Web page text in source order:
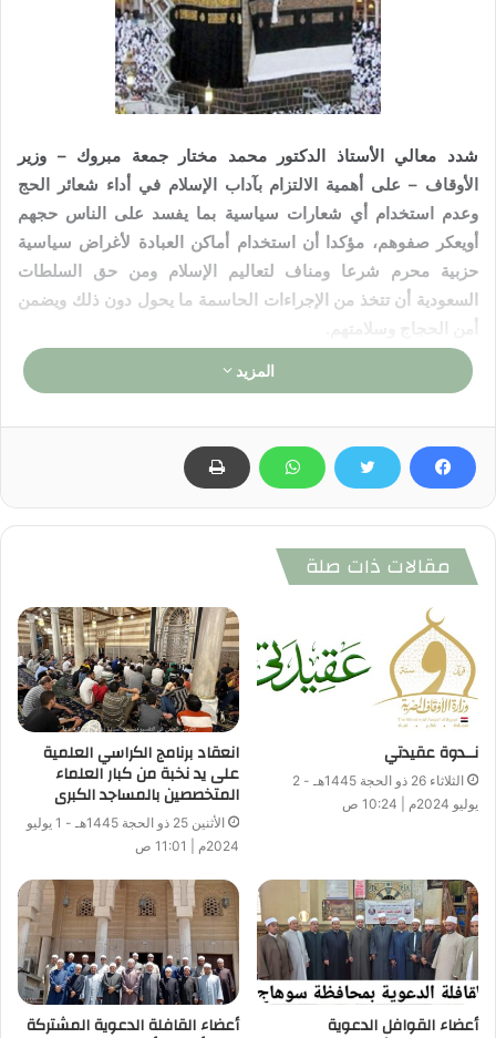
شدد معالي الأستاذ الدكتور محمد مختار جمعة مبروك – وزير
الأوقاف – على أهمية الالتزام بآداب الإسلام في أداء شعائر الحج
وعدم استخدام أي شعارات سياسية بما يفسد على الناس حجهم
أويعكر صفوهم، مؤكدا أن استخدام أماكن العبادة لأغراض سياسية
حزبية محرم شرعا ومناف لتعاليم الإسلام ومن حق السلطات
السعودية أن تتخذ من الإجراءات الحاسمة ما يحول دون ذلك ويضمن
أمن الحجاج وسلامتهم.
المركز الإعلامي لوزارة الأوقاف
المزيد
مقالات ذات صلة
نــدوة عقيدتي
الثلاثاء 26 ذو الحجة 1445هـ - 2
يوليو 2024م | 10:24 ص
انعقاد برنامج الكراسي العلمية
على يد نخبة من كبار العلماء
المتخصصين بالمساجد الكبرى
الأثنين 25 ذو الحجة 1445هـ - 1 يوليو
2024م | 11:01 ص
أعضاء القوافل الدعوية أعضاء القافلة الدعوية المشتركة